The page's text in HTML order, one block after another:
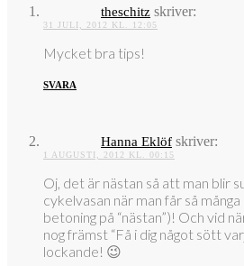
theschitz skriver:
31 JULI, 2012 KL. 12:05
Mycket bra tips!
SVARA
Hanna Eklöf skriver:
1 AUGUSTI, 2012 KL. 00:15
Oj, det är nästan så att man blir
cykelvasan när man får så
betoning på “nästan”)! Och vid
nog främst “Få i dig något sött
lockande! 😉